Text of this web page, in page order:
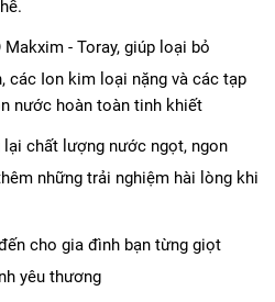
- Toray, giúp loại bỏ
các Ion kim loại nặng và các tạp
nước hoàn toàn tinh khiết
chất lượng nước ngọt, ngon
những trải nghiệm hài lòng khi
cho gia đình bạn từng giọt
yêu thương